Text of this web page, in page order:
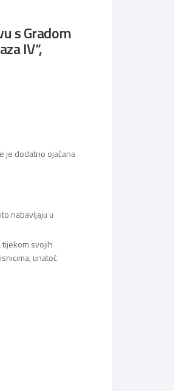
s Gradom
IV“,
je dodatno ojačana
nabavljaju u
tijekom svojih
unatoč